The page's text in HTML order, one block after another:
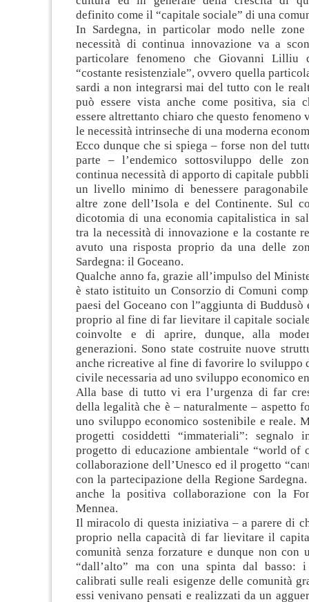
definito come il “capitale sociale” di una
In Sardegna, in particolar modo nelle zone
necessità di continua innovazione va a
particolare fenomeno che Giovanni Lilliu
“costante resistenziale”, ovvero quella
sardi a non integrarsi mai del tutto con le
può essere vista anche come positiva, sia
essere altrettanto chiaro che questo fenomeno
le necessità intrinseche di una moderna
Ecco dunque che si spiega – forse non del
parte – l’endemico sottosviluppo delle
continua necessità di apporto di capitale
un livello minimo di benessere
altre zone dell’Isola e del Continente. Sul
dicotomia di una economia capitalistica in
tra la necessità di innovazione e la costante
avuto una risposta proprio da una delle
Sardegna: il Goceano.
Qualche anno fa, grazie all’impulso del
è stato istituito un Consorzio di Comuni
paesi del Goceano con l”aggiunta di Buddusò
proprio al fine di far lievitare il capitale
coinvolte e di aprire, dunque, alla
generazioni. Sono state costruite nuove
anche ricreative al fine di favorire lo sviluppo
civile necessaria ad uno sviluppo economico
Alla base di tutto vi era l’urgenza di far
della legalità che è – naturalmente – aspetto
uno sviluppo economico sostenibile e reale.
progetti cosiddetti “immateriali”: segnalo
progetto di educazione ambientale “world of
collaborazione dell’Unesco ed il progetto
con la partecipazione della Regione
anche la positiva collaborazione con la
Mennea.
Il miracolo di questa iniziativa – a parere di
proprio nella capacità di far lievitare il
comunità senza forzature e dunque non con
“dall’alto” ma con una spinta dal basso:
calibrati sulle reali esigenze delle comunità
essi venivano pensati e realizzati da un